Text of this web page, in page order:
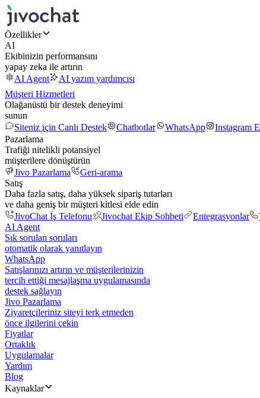
Özellikler
AI
Ekibinizin performansını
yapay zeka ile artırın
AI Agent
AI yazım yardımcısı
Müşteri Hizmetleri
Olağanüstü bir destek deneyimi
sunun
Siteniz için Canlı Destek
Chatbotlar WhatsApp Instagram
Pazarlama
Trafiği nitelikli potansiyel
müşterilere dönüştürün
Jivo Pazarlama
Geri-arama
Satış
Daha fazla satış, daha yüksek sipariş tutarları
ve daha geniş bir müşteri kitlesi elde edin
JivoChat İş Telefonu
Jivochat Ekip Sohbeti Entegrasyonlar
AI Agent
Sık sorulan soruları
otomatik olarak yanıtlayın
WhatsApp
Satışlarınızı artırın ve müşterilerinizin
tercih ettiği mesajlaşma uygulamasında
destek sağlayın
Jivo Pazarlama
Ziyaretçileriniz siteyi terk etmeden
önce ilgilerini çekin
Fiyatlar
Ortaklık
Uygulamalar
Yardım
Blog
Kaynaklar